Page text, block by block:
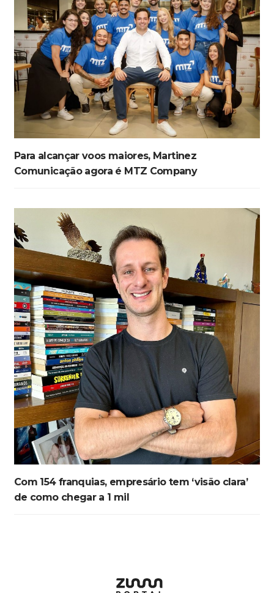
Para alcançar voos maiores, Martinez
Comunicação agora é MTZ Company
Com 154 franquias, empresário tem ‘visão clara’
de como chegar a 1 mil